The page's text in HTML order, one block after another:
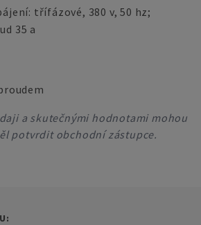
třífázové, 380 v, 50 hz;
35 a
a skutečnými hodnotami mohou
potvrdit obchodní zástupce.